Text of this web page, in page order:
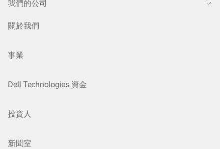
我們的公司
關於我們
事業
Dell Technologies 資金
投資人
新聞室